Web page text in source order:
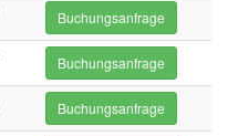
Buchungsanfrage
Buchungsanfrage
Buchungsanfrage